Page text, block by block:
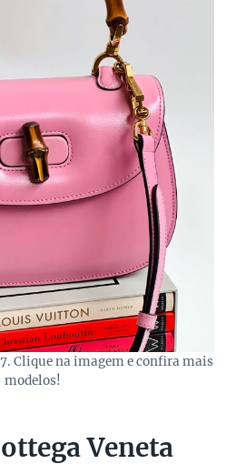
Clique na imagem e confira mais
modelos!
Veneta